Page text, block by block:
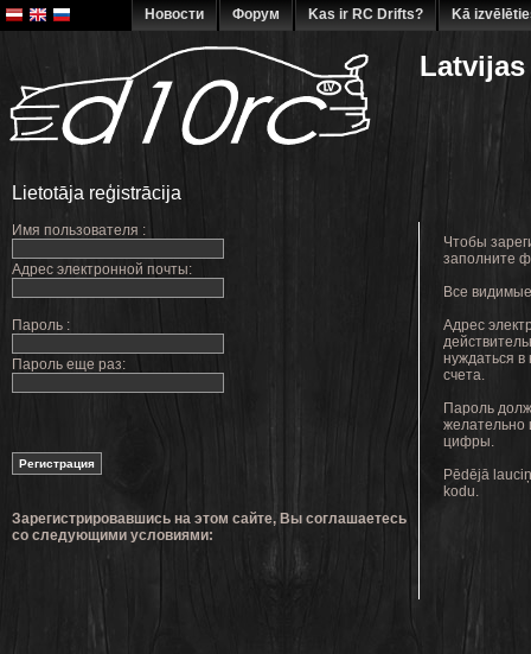
Новости Форум Kas ir RC Drifts? Kā
Lietotāja reģistrācija
Чтобы
заполните
Все
Адрес
нуждаться
счета.
Пароль
желательно
цифры.
Pēdējā
kodu.
Имя пользователя :
Адрес электронной почты:
Пароль :
Пароль еще раз:
Зарегистрировавшись на этом сайте, Вы соглашаетесь
со следующими условиями: